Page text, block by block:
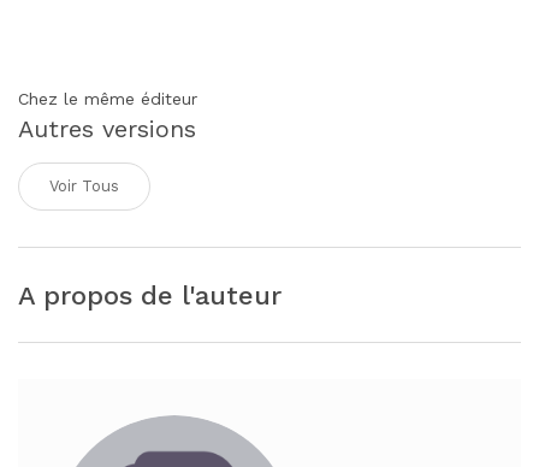
Chez le même éditeur
Autres versions
Voir Tous
A propos de l'auteur